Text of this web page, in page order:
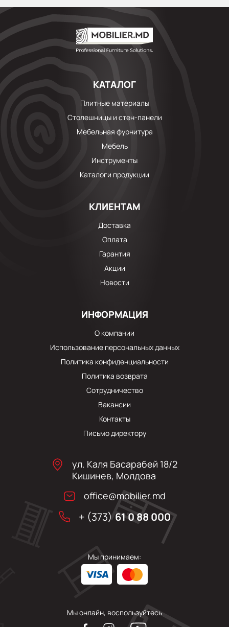
КАТАЛОГ
Плитные материалы
Столешницы и стен-панели
Мебельная фурнитура
Мебель
Инструменты
Каталоги продукции
КЛИЕНТАМ
Доставка
Оплата
Гарантия
Акции
Новости
ИНФОРМАЦИЯ
О компании
Использование персональных данных
Политика конфиденциальности
Политика возврата
Сотрудничество
Вакансии
Контакты
Письмо директору
ул. Каля Басарабей 18/2
Кишинев, Молдова
office@mobilier.md
+ (373)61 0 88 000
Мы принимаем:
Мы онлайн, воспользуйтесь